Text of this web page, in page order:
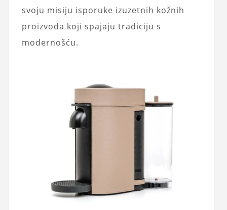
svoju misiju isporuke izuzetnih kožnih
proizvoda koji spajaju tradiciju s
modernošću.